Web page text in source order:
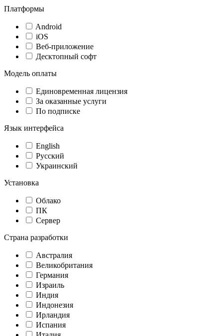
Платформы
Android
iOS
Веб-приложение
Десктопный софт
Модель оплаты
Единовременная лицензия
За оказанные услуги
По подписке
Язык интерфейса
English
Русский
Украинский
Установка
Облако
ПК
Сервер
Страна разработки
Австралия
Великобритания
Германия
Израиль
Индия
Индонезия
Ирландия
Испания